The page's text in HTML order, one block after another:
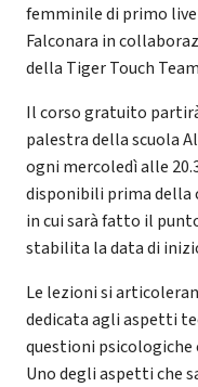
femminile di primo
Falconara in
della Tiger Touch
Il corso gratuito
palestra della scuola
ogni mercoledì alle
disponibili prima della
in cui sarà fatto il
stabilita la data di
Le lezioni si
dedicata agli aspetti
questioni psicologiche
Uno degli aspetti che